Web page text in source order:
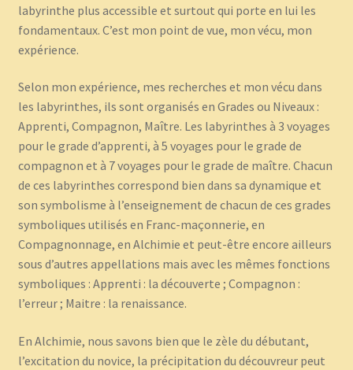
labyrinthe plus accessible et surtout qui porte en lui les
fondamentaux. C’est mon point de vue, mon vécu, mon
expérience.
Selon mon expérience, mes recherches et mon vécu dans
les labyrinthes, ils sont organisés en Grades ou Niveaux :
Apprenti, Compagnon, Maître. Les labyrinthes à 3 voyages
pour le grade d’apprenti, à 5 voyages pour le grade de
compagnon et à 7 voyages pour le grade de maître. Chacun
de ces labyrinthes correspond bien dans sa dynamique et
son symbolisme à l’enseignement de chacun de ces grades
symboliques utilisés en Franc-maçonnerie, en
Compagnonnage, en Alchimie et peut-être encore ailleurs
sous d’autres appellations mais avec les mêmes fonctions
symboliques : Apprenti : la découverte ; Compagnon :
l’erreur ; Maitre : la renaissance.
En Alchimie, nous savons bien que le zèle du débutant,
l’excitation du novice, la précipitation du découvreur peut